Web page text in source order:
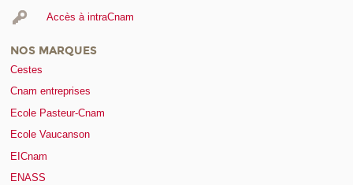
Accès à intraCnam
NOS MARQUES
Cestes
Cnam entreprises
Ecole Pasteur-Cnam
Ecole Vaucanson
EICnam
ENASS